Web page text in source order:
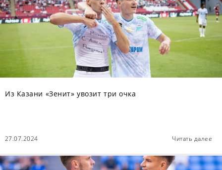
Из Казани «Зенит» увозит три очка
27.07.2024 Читать далее